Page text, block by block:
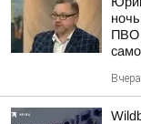
ПВО